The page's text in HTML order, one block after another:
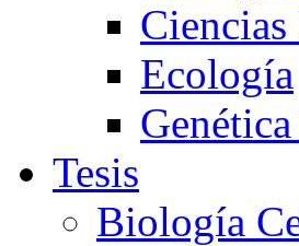
Ecología
Tesis
Biología